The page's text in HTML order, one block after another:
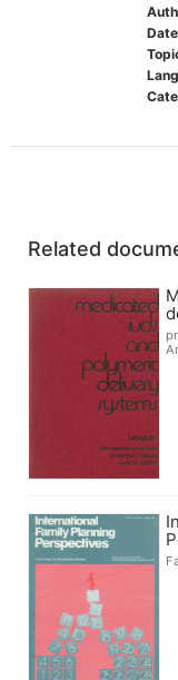
Date
Related